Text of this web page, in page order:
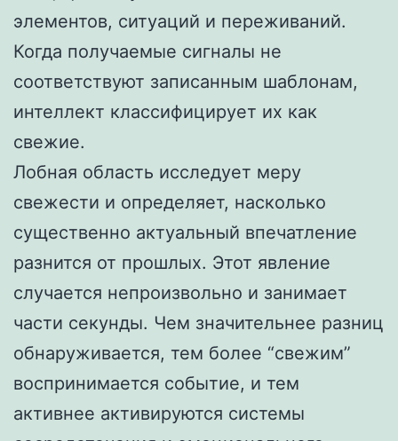
элементов, ситуаций и переживаний.
Когда получаемые сигналы не
соответствуют записанным шаблонам,
интеллект классифицирует их как
свежие.
Лобная область исследует меру
свежести и определяет, насколько
существенно актуальный впечатление
разнится от прошлых. Этот явление
случается непроизвольно и занимает
части секунды. Чем значительнее разниц
обнаруживается, тем более “свежим”
воспринимается событие, и тем
активнее активируются системы